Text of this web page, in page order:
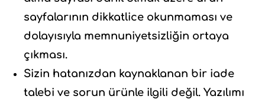
sayfalarının dikkatlice okunmaması ve
dolayısıyla memnuniyetsizliğin ortaya
çıkması.
Sizin hatanızdan kaynaklanan bir iade
talebi ve sorun ürünle ilgili değil. Yazılımı